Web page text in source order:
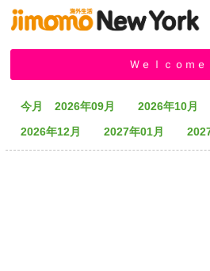
掲示板 タウン情報 教えて！
Ｗｅｌｃｏｍｅ
今月 2026年09月 2026年10月
2026年12月
2027年01月